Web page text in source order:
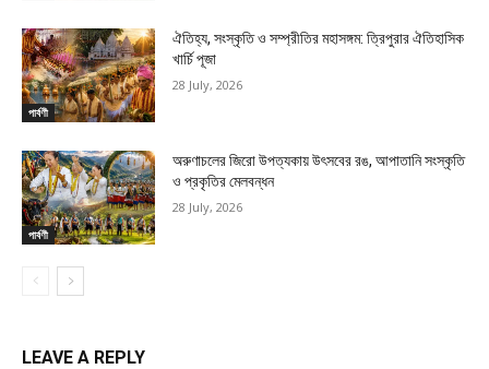
পার্বণী
ঐতিহ্য, সংস্কৃতি ও সম্প্রীতির মহাসঙ্গম: ত্রিপুরার ঐতিহাসিক
খার্চি পূজা
28 July, 2026
পার্বণী
অরুণাচলের জিরো উপত্যকায় উৎসবের রঙ, আপাতানি সংস্কৃতি
ও প্রকৃতির মেলবন্ধন
28 July, 2026
LEAVE A REPLY